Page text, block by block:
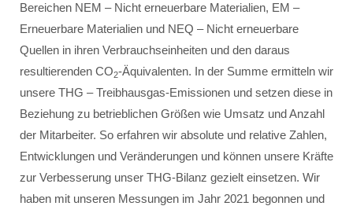
Bereichen NEM – Nicht erneuerbare Materialien, EM –
Erneuerbare Materialien und NEQ – Nicht erneuerbare
Quellen in ihren Verbrauchseinheiten und den daraus
resultierenden CO2-Äquivalenten. In der Summe ermitteln wir
unsere THG – Treibhausgas-Emissionen und setzen diese in
Beziehung zu betrieblichen Größen wie Umsatz und Anzahl
der Mitarbeiter. So erfahren wir absolute und relative Zahlen,
Entwicklungen und Veränderungen und können unsere Kräfte
zur Verbesserung unser THG-Bilanz gezielt einsetzen. Wir
haben mit unseren Messungen im Jahr 2021 begonnen und